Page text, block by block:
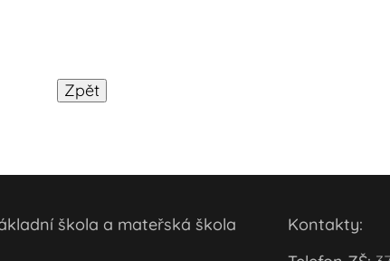
škola a mateřská škola
Kontakty: